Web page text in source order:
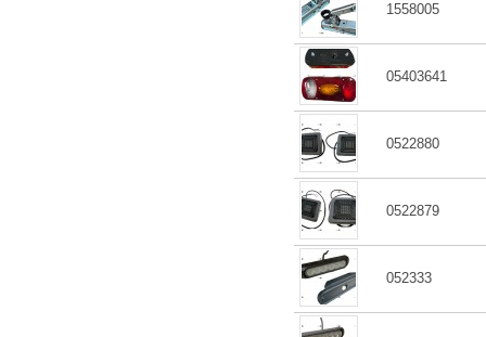
1558005
05403641
0522880
0522879
052333